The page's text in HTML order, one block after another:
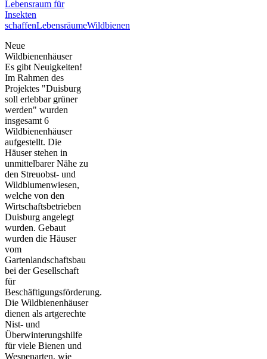
Lebensraum für
Insekten
schaffenLebensräumeWildbienen
Neue
Wildbienenhäuser
Es gibt Neuigkeiten!
Im Rahmen des
Projektes "Duisburg
soll erlebbar grüner
werden" wurden
insgesamt 6
Wildbienenhäuser
aufgestellt. Die
Häuser stehen in
unmittelbarer Nähe zu
den Streuobst- und
Wildblumenwiesen,
welche von den
Wirtschaftsbetrieben
Duisburg angelegt
wurden. Gebaut
wurden die Häuser
vom
Gartenlandschaftsbau
bei der Gesellschaft
für
Beschäftigungsförderung.
Die Wildbienenhäuser
dienen als artgerechte
Nist- und
Überwinterungshilfe
für viele Bienen und
Wespenarten, wie